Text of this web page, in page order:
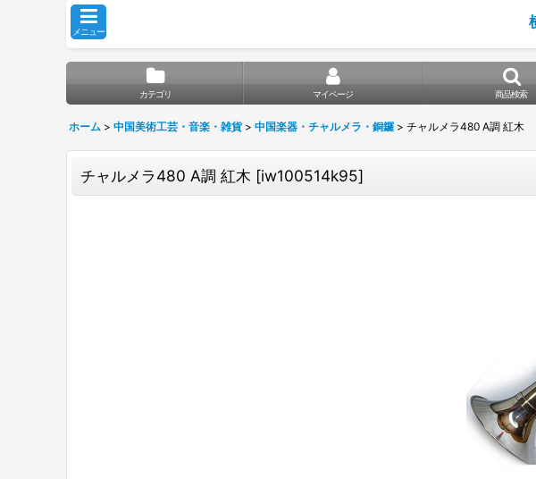
メニュー
カテゴリ マイページ 商品検索
ホーム > 中国美術工芸・音楽・雑貨 > 中国楽器・チャルメラ・銅鑼 > チャルメラ480 A調 紅木
チャルメラ480 A調 紅木 [iw100514k95]